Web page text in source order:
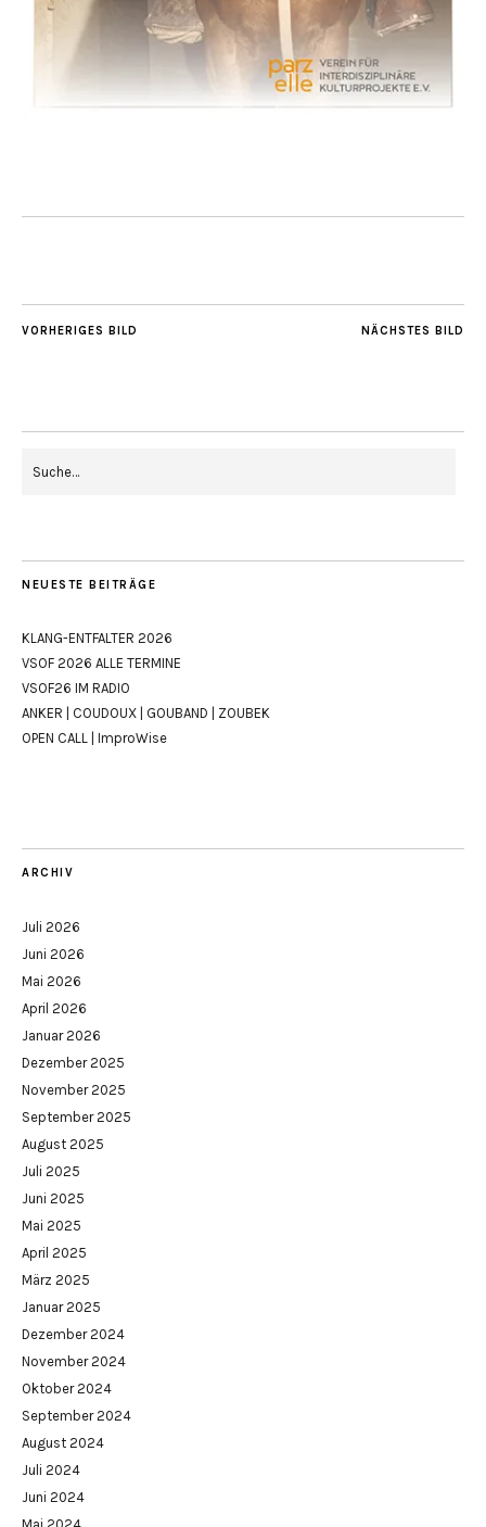
NÄCHSTES BILD
VORHERIGES BILD
NEUESTE BEITRÄGE
KLANG-ENTFALTER 2026
VSOF 2026 ALLE TERMINE
VSOF26 IM RADIO
ANKER | COUDOUX | GOUBAND | ZOUBEK
OPEN CALL | ImproWise
ARCHIV
Juli 2026
Juni 2026
Mai 2026
April 2026
Januar 2026
Dezember 2025
November 2025
September 2025
August 2025
Juli 2025
Juni 2025
Mai 2025
April 2025
März 2025
Januar 2025
Dezember 2024
November 2024
Oktober 2024
September 2024
August 2024
Juli 2024
Juni 2024